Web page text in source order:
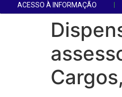
ACESSO À INFORMAÇÃO